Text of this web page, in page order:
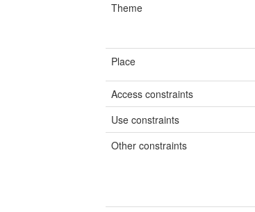
Theme
Place
Access constraints
Use constraints
Other constraints